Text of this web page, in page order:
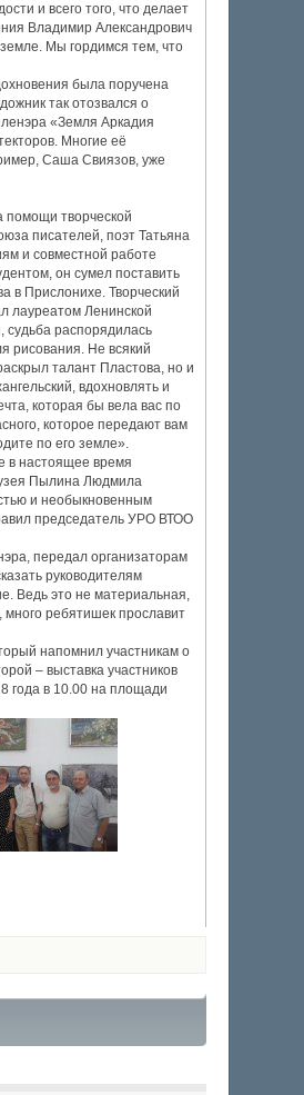
и всего того, что делает
Владимир Александрович
Мы гордимся тем, что
была поручена
так отозвался о
«Земля Аркадия
Многие её
Саша Свиязов, уже
помощи творческой
писателей, поэт Татьяна
и совместной работе
он сумел поставить
в Прислонихе. Творческий
лауреатом Ленинской
судьба распорядилась
рисования. Не всякий
талант Пластова, но и
вдохновлять и
которая бы вела вас по
которое передают вам
по его земле».
в настоящее время
Пылина Людмила
и необыкновенным
председатель УРО ВТОО
передал организаторам
руководителям
Ведь это не материальная,
ребятишек прославит
напомнил участникам о
– выставка участников
года в 10.00 на площади